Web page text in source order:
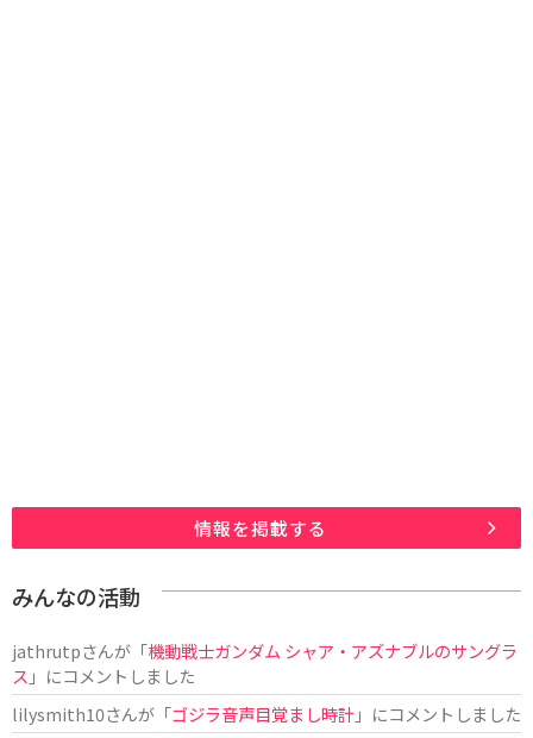
情報を掲載する
みんなの活動
jathrutpさんが「機動戦士ガンダム シャア・アズナブルのサングラ
ス 」にコメントしました
lilysmith10さんが「ゴジラ音声目覚まし時計」にコメントしました